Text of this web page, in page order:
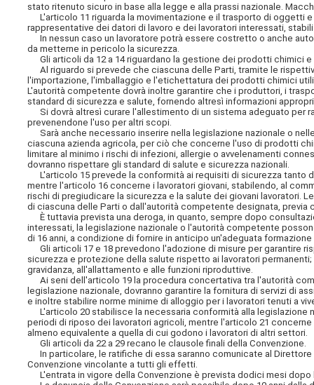
stato ritenuto sicuro in base alla legge e alla prassi nazionale.
L'articolo 11 riguarda la movimentazione e il trasporto di oggetti
rappresentative dei datori di lavoro e dei lavoratori interessati,
In nessun caso un lavoratore potrà essere costretto o anche
da metterne in pericolo la sicurezza.
Gli articoli da 12 a 14 riguardano la gestione dei prodotti chimici
Al riguardo si prevede che ciascuna delle Parti, tramite le
l'importazione, l'imballaggio e l'etichettatura dei prodotti chimici
L'autorità competente dovrà inoltre garantire che i produttori, i
standard di sicurezza e salute, fornendo altresì informazioni
Si dovrà altresì curare l'allestimento di un sistema adeguato per
prevenendone l'uso per altri scopi.
Sarà anche necessario inserire nella legislazione nazionale o
ciascuna azienda agricola, per ciò che concerne l'uso di prodotti
limitare al minimo i rischi di infezioni, allergie o avvelenamenti
dovranno rispettare gli standard di salute e sicurezza nazionali.
L'articolo 15 prevede la conformità ai requisiti di sicurezza tanto
mentre l'articolo 16 concerne i lavoratori giovani, stabilendo, al
rischi di pregiudicare la sicurezza e la salute dei giovani lavoratori.
di ciascuna delle Parti o dall'autorità competente designata,
È tuttavia prevista una deroga, in quanto, sempre dopo
interessati, la legislazione nazionale o l'autorità competente
di 16 anni, a condizione di fornire in anticipo un'adeguata
Gli articoli 17 e 18 prevedono l'adozione di misure per garantire
sicurezza e protezione della salute rispetto ai lavoratori
gravidanza, all'allattamento e alle funzioni riproduttive.
Ai seni dell'articolo 19 la procedura concertativa tra l'autorità
legislazione nazionale, dovranno garantire la fornitura di servizi di
e inoltre stabilire norme minime di alloggio per i lavoratori tenuti a
L'articolo 20 stabilisce la necessaria conformità alla legislazione
periodi di riposo dei lavoratori agricoli, mentre l'articolo 21
almeno equivalente a quella di cui godono i lavoratori di altri settori.
Gli articoli da 22 a 29 recano le clausole finali della Convenzione.
In particolare, le ratifiche di essa saranno comunicate al
Convenzione vincolante a tutti gli effetti.
L'entrata in vigore della Convenzione è prevista dodici mesi